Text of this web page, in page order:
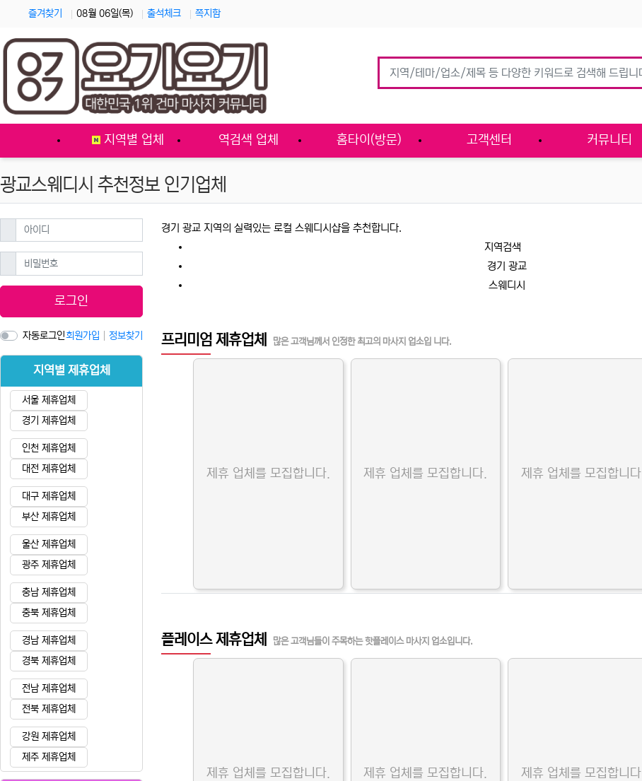
즐겨찾기 08월 06일(목) 출석체크 쪽지함
지역별 업체 역검색 업체 홈타이(방문) 고객센터 커뮤니티
광교스웨디시 추천정보 인기업체
경기 광교 지역의 실력있는 로컬 스웨디시샵을 추천합니다.
지역검색
경기 광교
스웨디시
프리미엄 제휴업체 많은 고객님께서 인정한 최고의 마사지 업소입 니다.
제휴 업체를 모집합니다. 제휴 업체를 모집합니다. 제휴 업체를 모집합니다.
플레이스 제휴업체 많은 고객님들이 주목하는 핫플레이스 마사지 업소입니다.
제휴 업체를 모집합니다. 제휴 업체를 모집합니다. 제휴 업체를 모집합니다.
아이디필수
비밀번호필수
로그인
자동로그인회원가입 정보찾기
지역별 제휴업체
서울 제휴업체
경기 제휴업체
인천 제휴업체
대전 제휴업체
대구 제휴업체
부산 제휴업체
울산 제휴업체
광주 제휴업체
충남 제휴업체
충북 제휴업체
경남 제휴업체
경북 제휴업체
전남 제휴업체
전북 제휴업체
강원 제휴업체
제주 제휴업체